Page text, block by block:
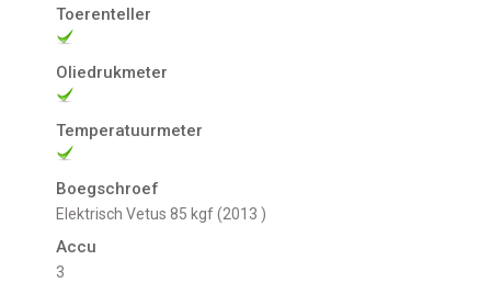
Toerenteller
Oliedrukmeter
Temperatuurmeter
Boegschroef
Elektrisch Vetus 85 kgf (2013 )
Accu
3